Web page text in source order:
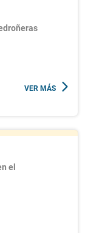
VER MÁS
el